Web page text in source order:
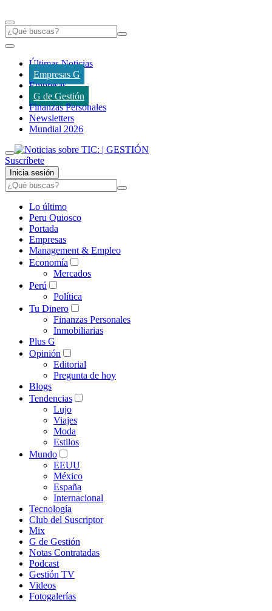
Últimas Noticias
Empresas G
Empresas
G de Gestión
Finanzas Personales
Newsletters
Mundial 2026
Suscríbete
Inicia sesión
Lo último
Peru Quiosco
Portada
Empresas
Management & Empleo
Economía
Mercados
Perú
Política
Tu Dinero
Finanzas Personales
Inmobiliarias
Plus G
Opinión
Editorial
Pregunta de hoy
Blogs
Tendencias
Lujo
Viajes
Moda
Estilos
Mundo
EEUU
México
España
Internacional
Tecnología
Club del Suscriptor
Mix
G de Gestión
Notas Contratadas
Podcast
Gestión TV
Videos
Fotogalerías